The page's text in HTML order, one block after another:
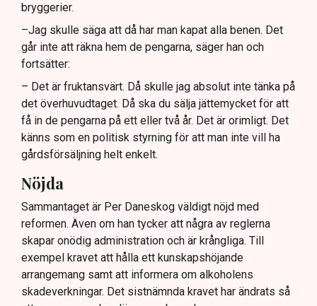
bryggerier.
–Jag skulle säga att då har man kapat alla benen. Det
går inte att räkna hem de pengarna, säger han och
fortsätter:
– Det är fruktansvärt. Då skulle jag absolut inte tänka på
det överhuvudtaget. Då ska du sälja jättemycket för att
få in de pengarna på ett eller två år. Det är orimligt. Det
känns som en politisk styrning för att man inte vill ha
gårdsförsäljning helt enkelt.
Nöjda
Sammantaget är Per Daneskog väldigt nöjd med
reformen. Även om han tycker att några av reglerna
skapar onödig administration och är krångliga. Till
exempel kravet att hålla ett kunskapshöjande
arrangemang samt att informera om alkoholens
skadeverkningar. Det sistnämnda kravet har ändrats så